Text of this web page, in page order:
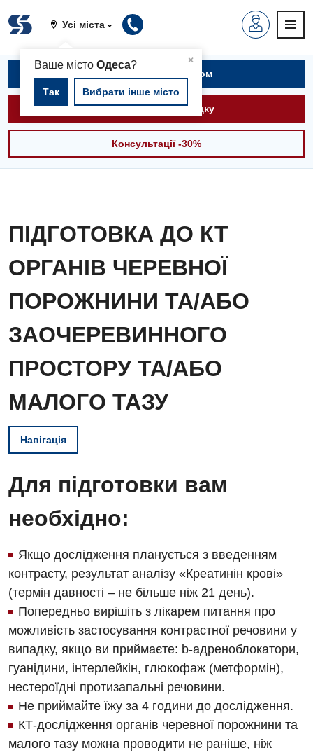
Усі міста
×
Ваше містоОдеса?
Так Вибрати інше місто
Записатися на прийом
Викликати швидку
Консультації -30%
ПІДГОТОВКА ДО КТ
ОРГАНІВ ЧЕРЕВНОЇ
ПОРОЖНИНИ ТА/АБО
ЗАОЧЕРЕВИННОГО
ПРОСТОРУ ТА/АБО
МАЛОГО ТАЗУ
Навігація
Для підготовки вам
необхідно:
Якщо дослідження планується з введенням
контрасту, результат аналізу «Креатинін крові»
(термін давності – не більше ніж 21 день).
Попередньо вирішіть з лікарем питання про
можливість застосування контрастної речовини у
випадку, якщо ви приймаєте: b-адреноблокатори,
гуанідини, інтерлейкін, глюкофаж (метформін),
нестероїдні протизапальні речовини.
Не приймайте їжу за 4 години до дослідження.
КТ-дослідження органів черевної порожнини та
малого тазу можна проводити не раніше, ніж